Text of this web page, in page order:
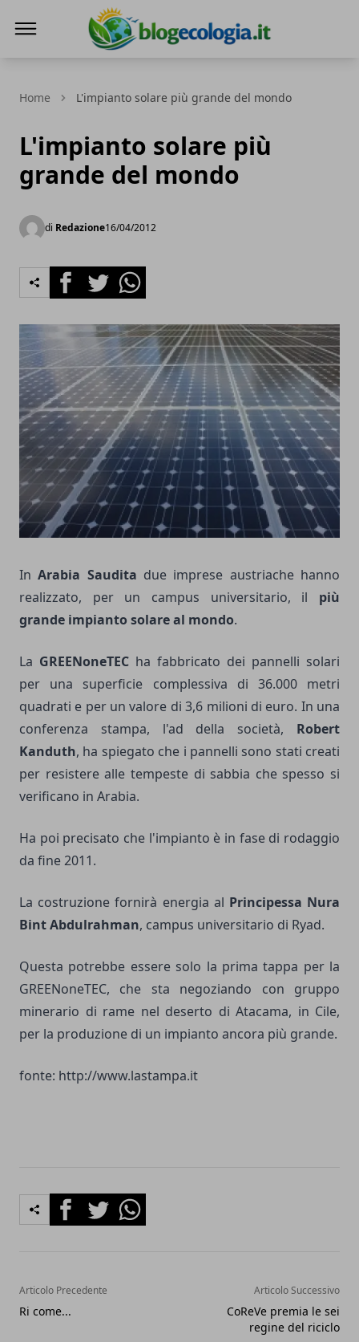
Home L'impianto solare più grande del mondo
L'impianto solare più
grande del mondo
di Redazione16/04/2012
FacebookTwitterWhatsapp
InArabia Saudita due imprese austriache hanno
realizzato, per un campus universitario, il più
grande impianto solare al mondo.
La GREENoneTEC ha fabbricato dei pannelli solari
per una superficie complessiva di 36.000 metri
quadrati e per un valore di 3,6 milioni di euro. In una
conferenza stampa, l'ad della società, Robert
Kanduth, ha spiegato che i pannelli sono stati creati
per resistere alle tempeste di sabbia che spesso si
verificano in Arabia.
Ha poi precisato che l'impianto è in fase di rodaggio
da fine 2011.
La costruzione fornirà energia al Principessa Nura
Bint Abdulrahman, campus universitario di Ryad.
Questa potrebbe essere solo la prima tappa per la
GREENoneTEC, che sta negoziando con gruppo
minerario di rame nel deserto di Atacama, in Cile,
per la produzione di un impianto ancora più grande.
fonte: http://www.lastampa.it
FacebookTwitterWhatsapp
Articolo Precedente
Ri come...
Articolo Successivo
CoReVe premia le sei
regine del riciclo